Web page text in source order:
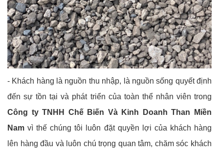
- Khách hàng là nguồn thu nhập, là nguồn sống quyết định
đến sự tồn tại và phát triển của toàn thể nhân viên trong
Công ty TNHH Chế Biến Và Kinh Doanh Than Miền
Nam vì thế chúng tôi luôn đặt quyền lợi của khách hàng
lên hàng đầu và luôn chú trọng quan tâm, chăm sóc khách